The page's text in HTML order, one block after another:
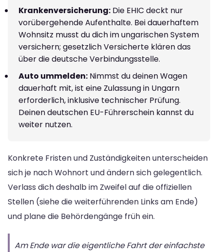
Krankenversicherung: Die EHIC deckt nur
vorübergehende Aufenthalte. Bei dauerhaftem
Wohnsitz musst du dich im ungarischen System
versichern; gesetzlich Versicherte klären das
über die deutsche Verbindungsstelle.
Auto ummelden: Nimmst du deinen Wagen
dauerhaft mit, ist eine Zulassung in Ungarn
erforderlich, inklusive technischer Prüfung.
Deinen deutschen EU-Führerschein kannst du
weiter nutzen.
Konkrete Fristen und Zuständigkeiten unterscheiden
sich je nach Wohnort und ändern sich gelegentlich.
Verlass dich deshalb im Zweifel auf die offiziellen
Stellen (siehe die weiterführenden Links am Ende)
und plane die Behördengänge früh ein.
Am Ende war die eigentliche Fahrt der einfachste